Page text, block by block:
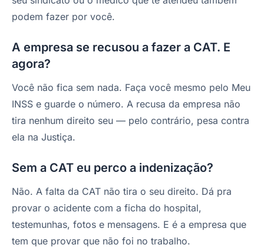
podem fazer por você.
A empresa se recusou a fazer a CAT. E
agora?
Você não fica sem nada. Faça você mesmo pelo Meu
INSS e guarde o número. A recusa da empresa não
tira nenhum direito seu — pelo contrário, pesa contra
ela na Justiça.
Sem a CAT eu perco a indenização?
Não. A falta da CAT não tira o seu direito. Dá pra
provar o acidente com a ficha do hospital,
testemunhas, fotos e mensagens. E é a empresa que
tem que provar que não foi no trabalho.